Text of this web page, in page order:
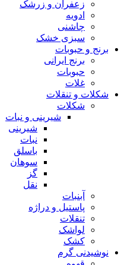
زعفران و زرشک
ادویه
چاشنی
سبزی خشک
برنج و حبوبات
برنج ایرانی
حبوبات
غلات
شکلات و تنقلات
شکلات
شیرینی و نبات
شیرینی
نبات
باسلق
سوهان
گز
نقل
آبنبات
پاستیل و دراژه
تنقلات
لواشک
کشک
نوشیدنی گرم